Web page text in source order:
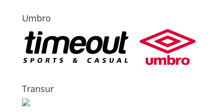
Umbro
Transur